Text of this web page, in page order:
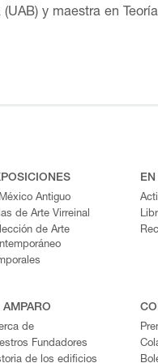
y maestra en
en SOMA; en
MACG Arte
miembro fundador
y diplomados,
Antiguo
de Arte Virreinal
de Arte
AMPARO
de
Fundadores
de los edificios